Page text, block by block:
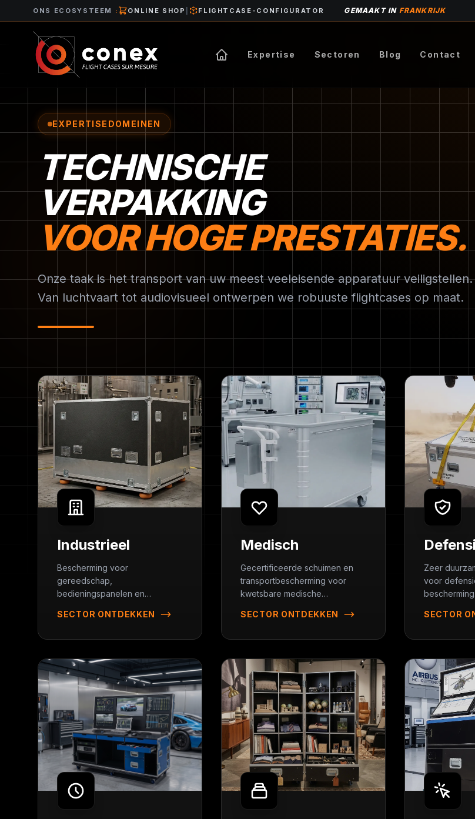
ONS ECOSYSTEEM : ONLINE SHOP FLIGHTCASE-CONFIGURATOR GEMAAKT IN FRANKRIJK
Expertise Sectoren Blog Contact
EXPERTISEDOMEINEN
TECHNISCHE
VERPAKKING
VOOR HOGE PRESTATIES.
Onze taak is het transport van uw meest veeleisende apparatuur veiligstellen.
Van luchtvaart tot audiovisueel ontwerpen we robuuste flightcases op maat.
Industrieel
Bescherming voor
gereedschap,
bedieningspanelen en
SECTOR ONTDEKKEN
Medisch
Gecertificeerde schuimen en
transportbescherming voor
kwetsbare medische
SECTOR ONTDEKKEN
Zeer
voor
bescherming.
SECTOR